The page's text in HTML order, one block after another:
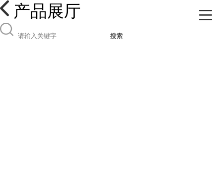
产品展厅
搜索